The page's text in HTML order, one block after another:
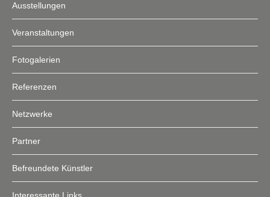
Ausstellungen
Veranstaltungen
Fotogalerien
Referenzen
Netzwerke
Partner
Befreundete Künstler